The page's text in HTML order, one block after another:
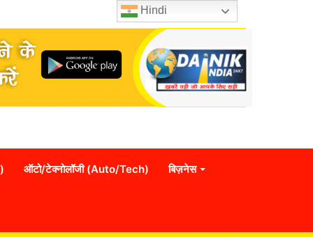
ऑटो/टेक्नोलॉजी (Auto/Tech) बिज़नेस
Hindi